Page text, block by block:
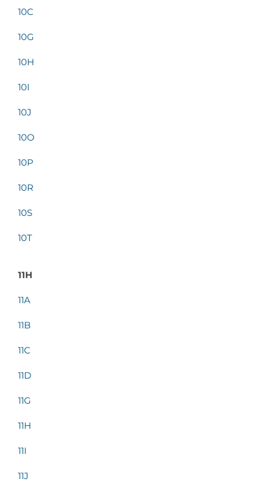
10C
10G
10H
10I
10J
10O
10P
10R
10S
10T
11H
11A
11B
11C
11D
11G
11H
11I
11J